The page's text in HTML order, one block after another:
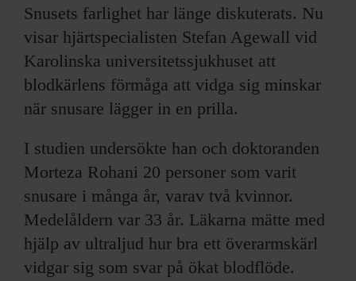
OM F&F
Snusets farlighet har länge diskuterats. Nu
visar hjärtspecialisten Stefan Agewall vid
Karolinska universitetssjukhuset att
blodkärlens förmåga att vidga sig minskar
när snusare lägger in en prilla.
I studien undersökte han och doktoranden
Morteza Rohani 20 personer som varit
snusare i många år, varav två kvinnor.
Medelåldern var 33 år. Läkarna mätte med
hjälp av ultraljud hur bra ett överarmskärl
vidgar sig som svar på ökat blodflöde.